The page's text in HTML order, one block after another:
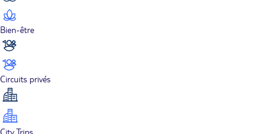
Bien-être
Circuits privés